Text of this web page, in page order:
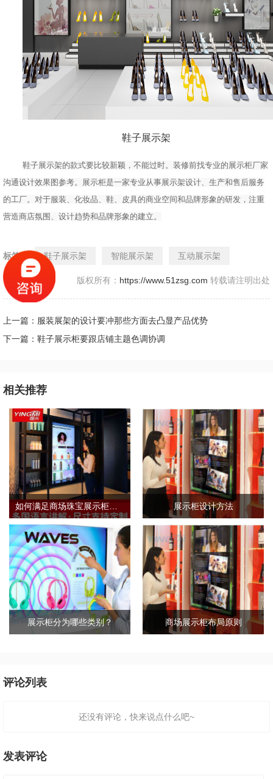
鞋子展示架
鞋子展示架的款式要比较新颖，不能过时。装修前找专业的展示柜厂家
沟通设计效果图参考。展示柜是一家专业从事展示架设计、生产和售后服务
的工厂。对于服装、化妆品、鞋、皮具的商业空间和品牌形象的研发，注重
营造商店氛围、设计趋势和品牌形象的建立。
标签： 鞋子展示架 智能展示架 互动展示架
版权所有： https://www.51zsg.com 转载请注明出处
上一篇：服装展架的设计要冲那些方面去凸显产品优势
下一篇：鞋子展示柜要跟店铺主题色调协调
相关推荐
展示柜设计方法
展示柜分为哪些类别？ 商场展示柜布局原则
评论列表
还没有评论，快来说点什么吧~
发表评论